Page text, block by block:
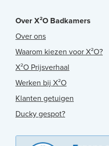
Over X²O Badkamers
Over ons
Waarom kiezen voor X²O?
X²O Prijsverhaal
Werken bij X²O
Klanten getuigen
Ducky gespot?